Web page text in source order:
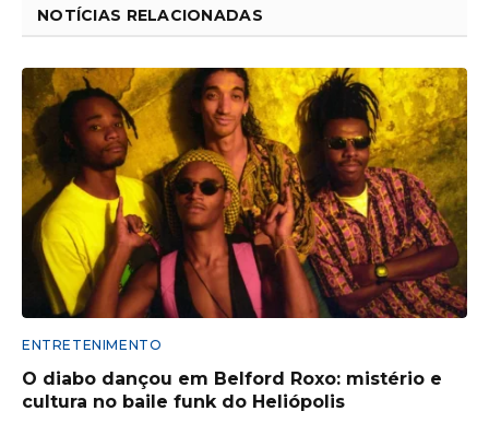
NOTÍCIAS RELACIONADAS
ENTRETENIMENTO
O diabo dançou em Belford Roxo: mistério e
cultura no baile funk do Heliópolis